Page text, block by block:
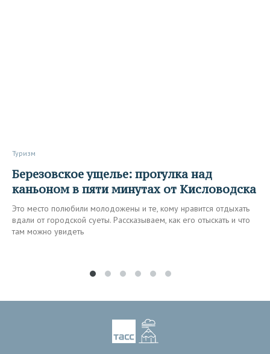
Туризм
Березовское ущелье: прогулка над
каньоном в пяти минутах от Кисловодска
Это место полюбили молодожены и те, кому нравится отдыхать
вдали от городской суеты. Рассказываем, как его отыскать и что
там можно увидеть